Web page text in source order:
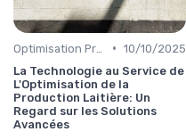
• 10/10/2025
La Technologie au Service de
L'Optimisation de la
Production Laitière: Un
Regard sur les Solutions
Avancées